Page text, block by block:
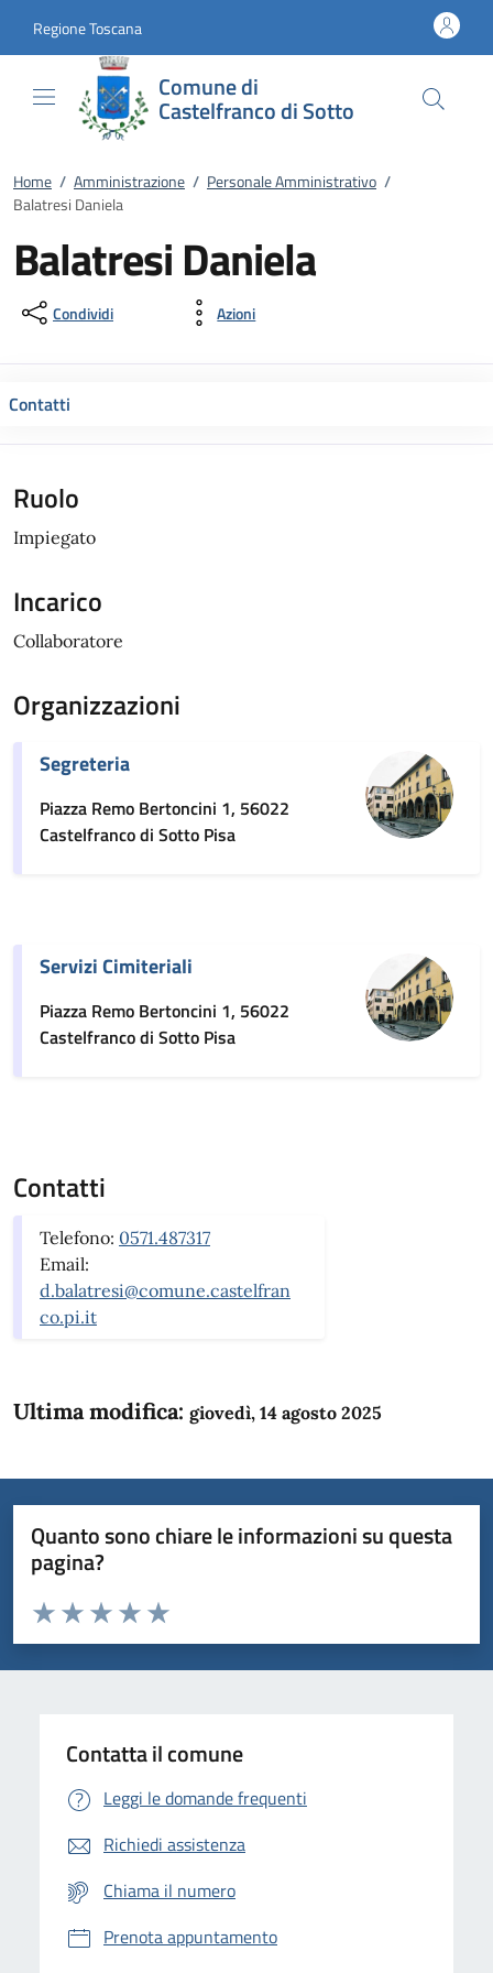
Regione Toscana
Comune di
Castelfranco di Sotto
Home / Amministrazione / Personale Amministrativo /
Balatresi Daniela
Balatresi Daniela
Condividi Azioni
Contatti
Ruolo
Impiegato
Incarico
Collaboratore
Organizzazioni
Segreteria
Piazza Remo Bertoncini 1, 56022
Castelfranco di Sotto Pisa
Servizi Cimiteriali
Piazza Remo Bertoncini 1, 56022
Castelfranco di Sotto Pisa
Contatti
Telefono: 0571.487317
Email:
d.balatresi@comune.castelfran
co.pi.it
Ultima modifica: giovedì, 14 agosto 2025
Quanto sono chiare le informazioni su questa
pagina?
Domanda
Valuta da 1 a 5 stelle la pagina
Valuta 5 stelle su 5
Valuta 4 stelle su 5
Valuta 3 stelle su 5
Valuta 2 stelle su 5
Valuta 1 stelle su 5
Contatta il comune
Leggi le domande frequenti
Richiedi assistenza
Chiama il numero
Prenota appuntamento